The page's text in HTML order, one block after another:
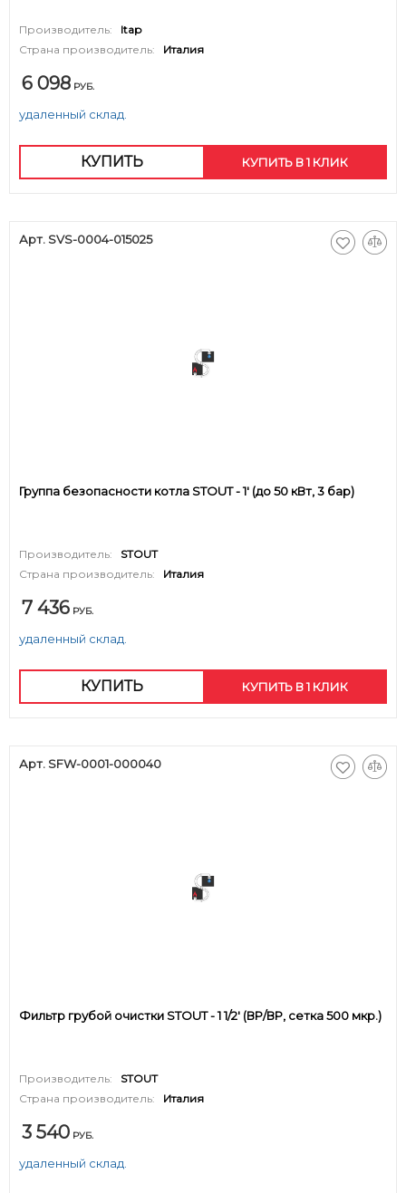
Производитель:
Itap
Страна производитель:
Италия
6 098 РУБ.
удаленный склад.
КУПИТЬ КУПИТЬ В 1 КЛИК
Арт. SVS-0004-015025
Группа безопасности котла STOUT - 1' (до 50 кВт, 3 бар)
Производитель:
STOUT
Страна производитель:
Италия
7 436 РУБ.
удаленный склад.
КУПИТЬ КУПИТЬ В 1 КЛИК
Арт. SFW-0001-000040
Фильтр грубой очистки STOUT - 1 1/2' (ВР/ВР, сетка 500 мкр.)
Производитель:
STOUT
Страна производитель:
Италия
3 540 РУБ.
удаленный склад.